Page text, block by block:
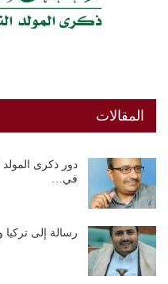
المقالات
دور ذكرى المولد
في…
رسالة إلى تركيا